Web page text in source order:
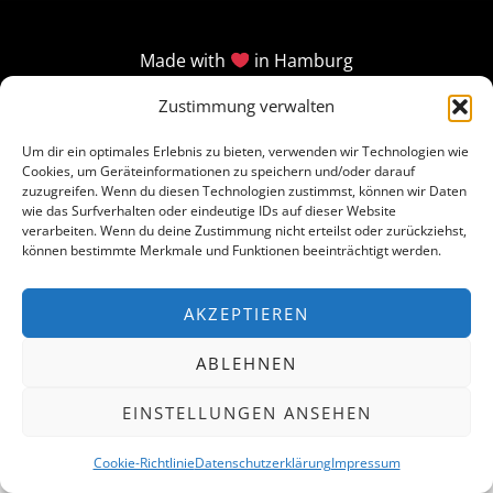
Zustimmung verwalten
Um dir ein optimales Erlebnis zu bieten, verwenden wir Technologien wie
Cookies, um Geräteinformationen zu speichern und/oder darauf
zuzugreifen. Wenn du diesen Technologien zustimmst, können wir Daten
wie das Surfverhalten oder eindeutige IDs auf dieser Website
verarbeiten. Wenn du deine Zustimmung nicht erteilst oder zurückziehst,
können bestimmte Merkmale und Funktionen beeinträchtigt werden.
AKZEPTIEREN
ABLEHNEN
EINSTELLUNGEN ANSEHEN
Cookie-RichtlinieDatenschutzerklärungImpressum
Made with in Hamburg